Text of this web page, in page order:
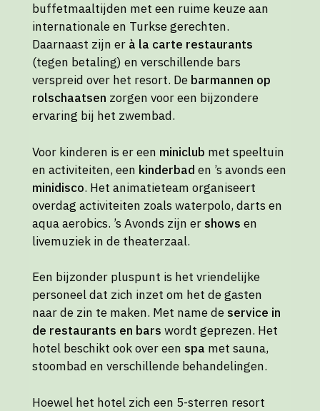
buffetmaaltijden met een ruime keuze aan
internationale en Turkse gerechten.
Daarnaast zijn er à la carte restaurants
(tegen betaling) en verschillende bars
verspreid over het resort. De barmannen op
rolschaatsen zorgen voor een bijzondere
ervaring bij het zwembad.
Voor kinderen is er een miniclub met speeltuin
en activiteiten, een kinderbad en ’s avonds een
minidisco. Het animatieteam organiseert
overdag activiteiten zoals waterpolo, darts en
aqua aerobics. ’s Avonds zijn er shows en
livemuziek in de theaterzaal.
Een bijzonder pluspunt is het vriendelijke
personeel dat zich inzet om het de gasten
naar de zin te maken. Met name de service in
de restaurants en bars wordt geprezen. Het
hotel beschikt ook over een spa met sauna,
stoombad en verschillende behandelingen.
Hoewel het hotel zich een 5-sterren resort